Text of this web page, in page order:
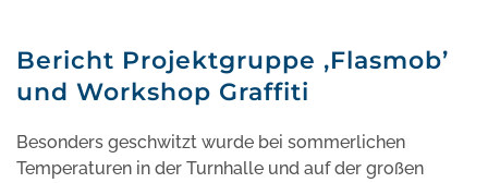
Bericht Projektgruppe ‚Flasmob’
und Workshop Graffiti
Besonders geschwitzt wurde bei sommerlichen
Temperaturen in der Turnhalle und auf der großen